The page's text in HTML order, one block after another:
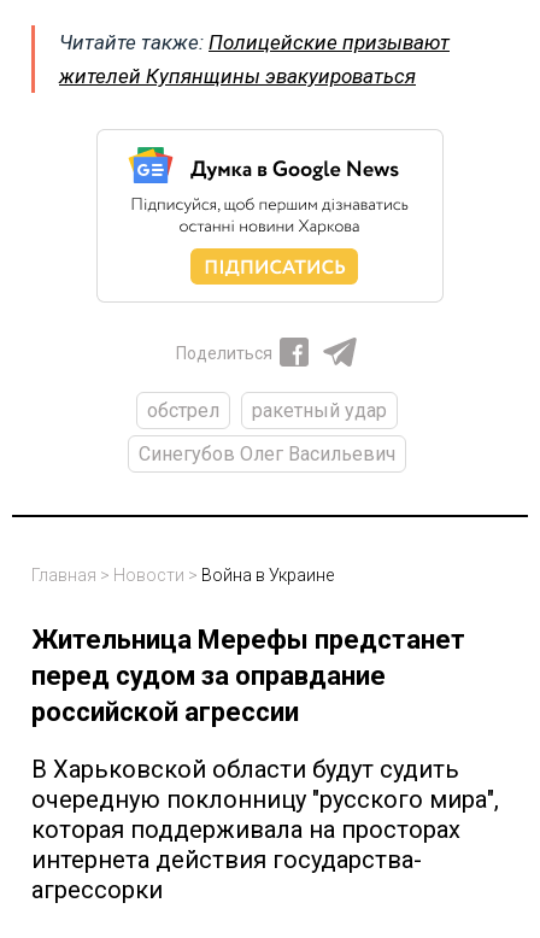
Читайте также: Полицейские призывают
жителей Купянщины эвакуироваться
Поделиться
обстрел
ракетный удар
Синегубов Олег Васильевич
Главная > Новости > Война в Украине
Жительница Мерефы предстанет
перед судом за оправдание
российской агрессии
В Харьковской области будут судить
очередную поклонницу "русского мира",
которая поддерживала на просторах
интернета действия государства-
агрессорки